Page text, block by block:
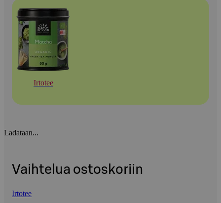
Irtotee
Ladataan...
Vaihtelua ostoskoriin
Irtotee